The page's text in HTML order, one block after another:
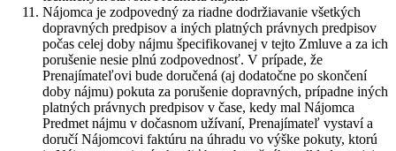
Nájomca je zodpovedný za riadne dodržiavanie všetkých
dopravných predpisov a iných platných právnych predpisov
počas celej doby nájmu špecifikovanej v tejto Zmluve a za ich
porušenie nesie plnú zodpovednosť. V prípade, že
Prenajímateľovi bude doručená (aj dodatočne po skončení
doby nájmu) pokuta za porušenie dopravných, prípadne iných
platných právnych predpisov v čase, kedy mal Nájomca
Predmet nájmu v dočasnom užívaní, Prenajímateľ vystaví a
doručí Nájomcovi faktúru na úhradu vo výške pokuty, ktorú